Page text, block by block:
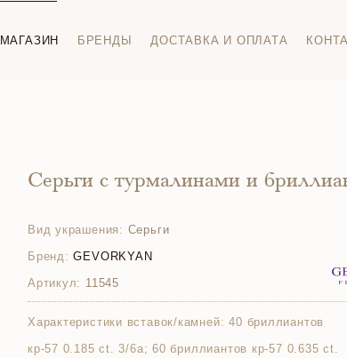
МАГАЗИН БРЕНДЫ ДОСТАВКА И ОПЛАТА
Серьги с турмалинами и
Вид украшения: Серьги
Бренд: GEVORKYAN
Артикул: 11545
Характеристики вставок/камней: 40 бриллиантов
кр-57 0.185 ct. 3/6а; 60 бриллиантов кр-57 0.635 ct.